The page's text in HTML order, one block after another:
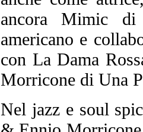
ancora Mimic di
americano e
con La Dama
Morricone di Una
Nel jazz e soul